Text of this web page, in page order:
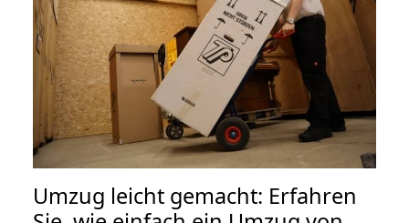
Umzug leicht gemacht: Erfahren